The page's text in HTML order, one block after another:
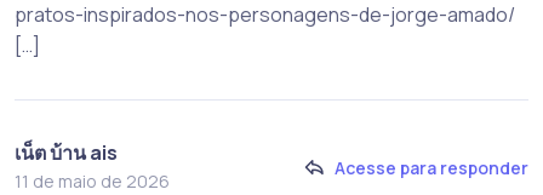
pratos-inspirados-nos-personagens-de-jorge-amado/
[…]
เน็ต บ้าน ais
11 de maio de 2026
Acesse para responder